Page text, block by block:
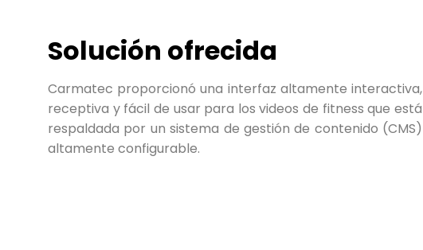
Solución ofrecida
Carmatec proporcionó una interfaz altamente interactiva,
receptiva y fácil de usar para los videos de fitness que está
respaldada por un sistema de gestión de contenido (CMS)
altamente configurable.